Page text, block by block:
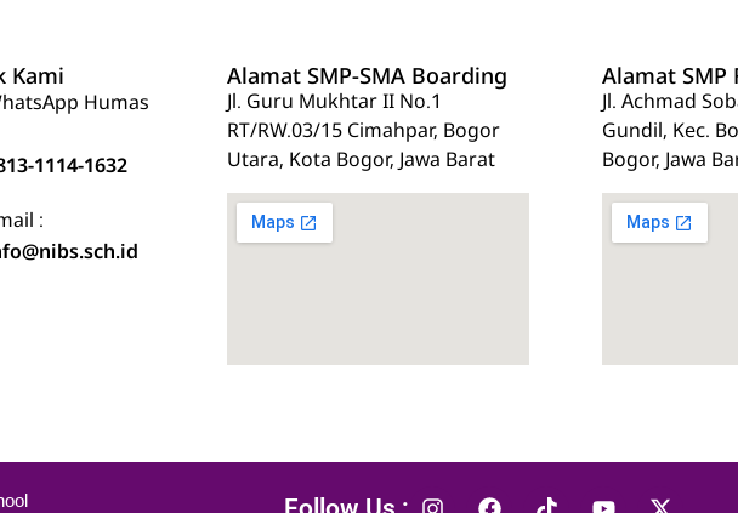
Kami
Humas
1114-1632
:
Alamat SMP-SMA Boarding
Jl. Guru Mukhtar II No.1
RT/RW.03/15 Cimahpar, Bogor
Utara, Kota Bogor, Jawa Barat
Alamat SMP
Jl. Achmad
Gundil, Kec.
Bogor, Jawa